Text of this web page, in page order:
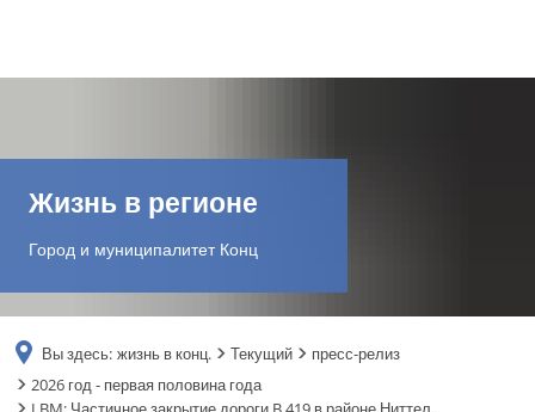
Жизнь в регионе
Город и муниципалитет Конц
Вы здесь: жизнь в конц. Текущий
пресс-релиз
2026 год - первая половина года